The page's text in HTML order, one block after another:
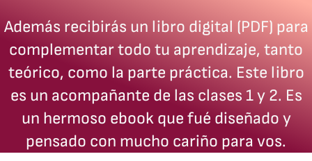
Además recibirás un libro digital (PDF) para
complementar todo tu aprendizaje, tanto
teórico, como la parte práctica. Este libro
es un acompañante de las clases 1 y 2. Es
un hermoso ebook que fué diseñado y
pensado con mucho cariño para vos.